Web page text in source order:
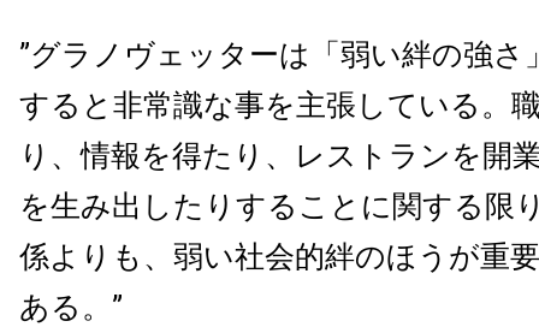
”グラノヴェッターは「弱い絆の強さ
すると非常識な事を主張している。
り、情報を得たり、レストランを開
を生み出したりすることに関する限
係よりも、弱い社会的絆のほうが重
ある。”